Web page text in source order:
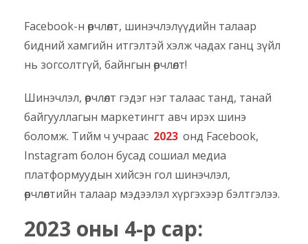
Facebook-н өөрчлөлт, шинэчлэлүүдийн талаар
бидний хамгийн итгэлтэй хэлж чадах ганц зүйл
нь зогсолтгүй, байнгын өөрчлөлт!
Шинэчлэл, өөрчлөлт гэдэг нэг талаас танд, танай
байгууллагын маркетингт авч ирэх шинэ
боломж. Тийм ч учраас 2023 онд Facebook,
Instagram болон бусад сошиал медиа
платформуудын хийсэн гол шинэчлэл,
өөрчлөлтийн талаар мэдээлэл хүргэхээр бэлтгэлээ.
2023 оны 4-р сар: